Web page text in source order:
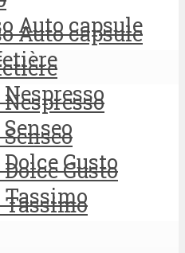
Auto capsule
Gusto
Auto capsule
Gusto